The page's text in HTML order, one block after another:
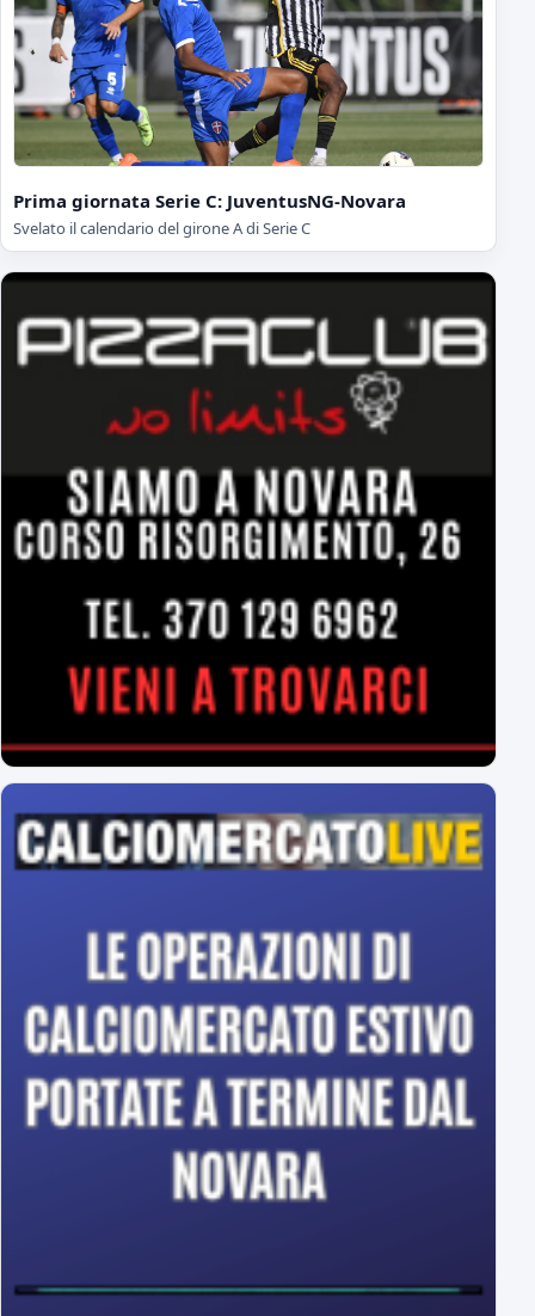
Prima giornata Serie C: JuventusNG-Novara
Svelato il calendario del girone A di Serie C